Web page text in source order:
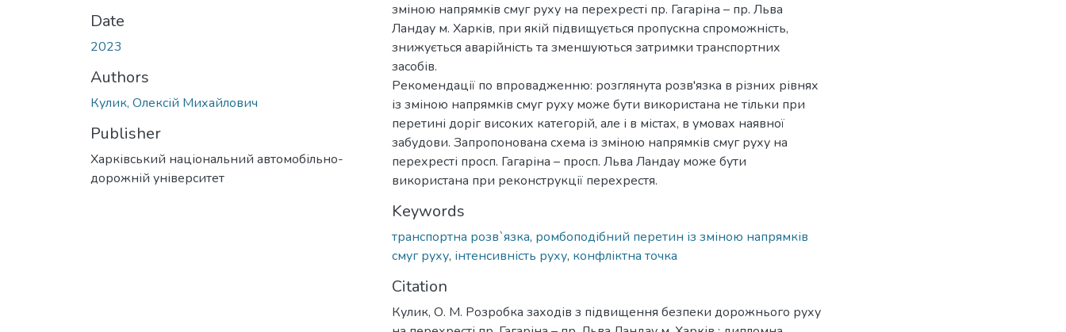
Date
2023
Authors
Кулик, Олексій Михайлович
Publisher
Харківський національний автомобільно-
дорожній університет
зміною напрямків смуг руху на перехресті пр. Гагаріна – пр. Льва
Ландау м. Харків, при якій підвищується пропускна спроможність,
знижується аварійність та зменшуються затримки транспортних
засобів.
Рекомендації по впровадженню: розглянута розв'язка в різних рівнях
із зміною напрямків смуг руху може бути використана не тільки при
перетині доріг високих категорій, але і в містах, в умовах наявної
забудови. Запропонована схема із зміною напрямків смуг руху на
перехресті просп. Гагаріна – просп. Льва Ландау може бути
використана при реконструкції перехрестя.
Keywords
транспортна розв`язка, ромбоподібний перетин із зміною напрямків
смуг руху, інтенсивність руху, конфліктна точка
Citation
Кулик, О. М. Розробка заходів з підвищення безпеки дорожнього руху